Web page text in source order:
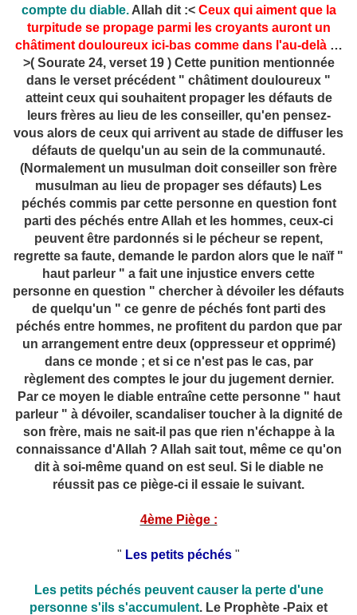
compte du diable.Allah dit :< Ceux qui aiment que la
turpitude se propage parmi les croyants auront un
châtiment douloureux ici-bas comme dans l'au-delà…
>( Sourate 24, verset 19 ) Cette punition mentionnée
dans le verset précédent " châtiment douloureux "
atteint ceux qui souhaitent propager les défauts de
leurs frères au lieu de les conseiller, qu'en pensez-
vous alors de ceux qui arrivent au stade de diffuser les
défauts de quelqu'un au sein de la communauté.
(Normalement un musulman doit conseiller son frère
musulman au lieu de propager ses défauts) Les
péchés commis par cette personne en question font
parti des péchés entre Allah et les hommes, ceux-ci
peuvent être pardonnés si le pécheur se repent,
regrette sa faute, demande le pardon alors que le naïf "
haut parleur " a fait une injustice envers cette
personne en question " chercher à dévoiler les défauts
de quelqu'un " ce genre de péchés font parti des
péchés entre hommes, ne profitent du pardon que par
un arrangement entre deux (oppresseur et opprimé)
dans ce monde ; et si ce n'est pas le cas, par
règlement des comptes le jour du jugement dernier.
Par ce moyen le diable entraîne cette personne " haut
parleur " à dévoiler, scandaliser toucher à la dignité de
son frère, mais ne sait-il pas que rien n'échappe à la
connaissance d'Allah ? Allah sait tout, même ce qu'on
dit à soi-même quand on est seul. Si le diable ne
réussit pas ce piège-ci il essaie le suivant.
4ème Piège :
" Les petits péchés "
Les petits péchés peuvent causer la perte d'une
personne s'ils s'accumulent. Le Prophète -Paix et